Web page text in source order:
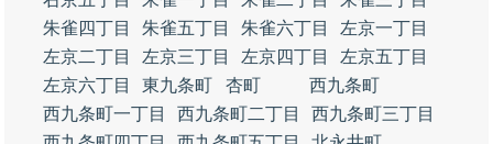
朱雀四丁目
朱雀五丁目 朱雀六丁目
左京一丁目
左京二丁目
左京三丁目 左京四丁目
左京五丁目
左京六丁目
東九条町 杏町
西九条町
西九条町一丁目
西九条町二丁目
西九条町三丁目